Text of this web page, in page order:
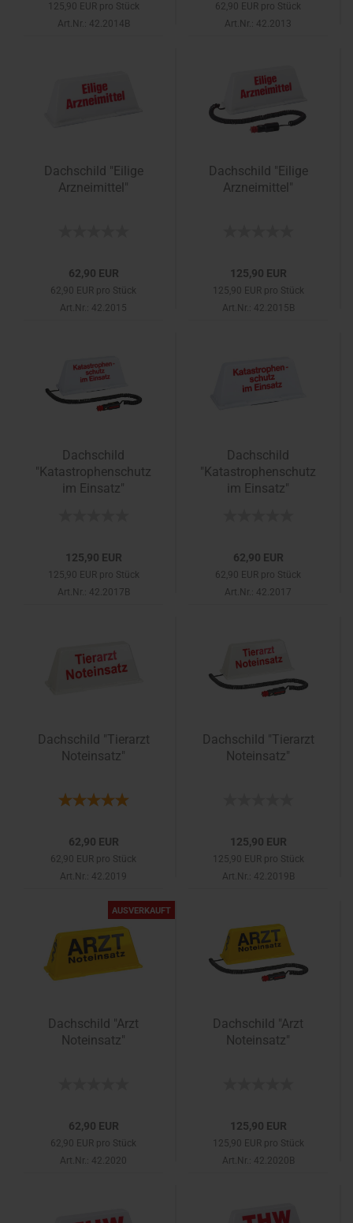
125,90 EUR pro Stück
Art.Nr.: 42.2014B
62,90 EUR pro Stück
Art.Nr.: 42.2013
Dachschild "Eilige
Arzneimittel"
62,90 EUR
62,90 EUR pro Stück
Art.Nr.: 42.2015
Dachschild "Eilige
Arzneimittel"
125,90 EUR
125,90 EUR pro Stück
Art.Nr.: 42.2015B
Dachschild
"Katastrophenschutz
im Einsatz"
125,90 EUR
125,90 EUR pro Stück
Art.Nr.: 42.2017B
Dachschild
"Katastrophenschutz
im Einsatz"
62,90 EUR
62,90 EUR pro Stück
Art.Nr.: 42.2017
Dachschild "Tierarzt
Noteinsatz"
62,90 EUR
62,90 EUR pro Stück
Art.Nr.: 42.2019
Dachschild "Tierarzt
Noteinsatz"
125,90 EUR
125,90 EUR pro Stück
Art.Nr.: 42.2019B
AUSVERKAUFT
Dachschild "Arzt
Noteinsatz"
62,90 EUR
62,90 EUR pro Stück
Art.Nr.: 42.2020
Dachschild "Arzt
Noteinsatz"
125,90 EUR
125,90 EUR pro Stück
Art.Nr.: 42.2020B